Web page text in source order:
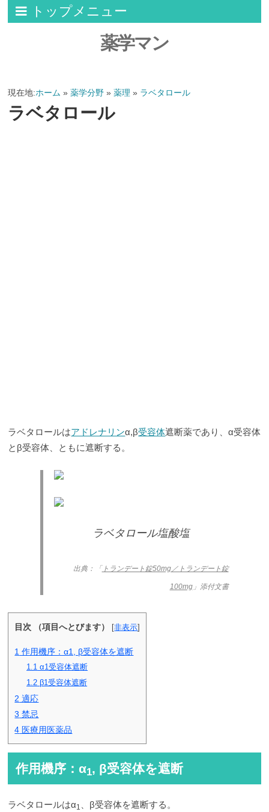
トップメニュー
薬学マン
現在地:ホーム »薬学分野 »薬理 » ラベタロール
ラベタロール
ラベタロールはアドレナリンα,β受容体遮断薬であり、α受容体
とβ受容体、ともに遮断する。
ラベタロール塩酸塩
出典：「 トランデート錠50mg／トランデート錠
100mg」添付文書
目次 （項目へとびます） [非表示]
1 作用機序：α1, β受容体を遮断
1.1 α1受容体遮断
1.2 β1受容体遮断
2 適応
3 禁忌
4 医療用医薬品
作用機序：α1, β受容体を遮断
ラベタロールはα1 、β受容体を遮断する。